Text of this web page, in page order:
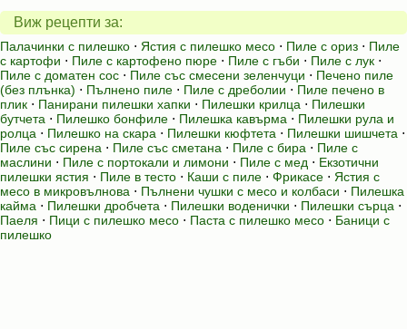
Виж рецепти за:
Палачинки с пилешко ⋅ Ястия с пилешко месо ⋅ Пиле с ориз ⋅ Пиле
с картофи ⋅ Пиле с картофено пюре ⋅ Пиле с гъби ⋅ Пиле с лук ⋅
Пиле с доматен сос ⋅ Пиле със смесени зеленчуци ⋅ Печено пиле
(без плънка) ⋅ Пълнено пиле ⋅ Пиле с дреболии ⋅ Пиле печено в
плик ⋅ Панирани пилешки хапки ⋅ Пилешки крилца ⋅ Пилешки
бутчета ⋅ Пилешко бонфиле ⋅ Пилешка кавърма ⋅ Пилешки рула и
ролца ⋅ Пилешко на скара ⋅ Пилешки кюфтета ⋅ Пилешки шишчета ⋅
Пиле със сирена ⋅ Пиле със сметана ⋅ Пиле с бира ⋅ Пиле с
маслини ⋅ Пиле с портокали и лимони ⋅ Пиле с мед ⋅ Екзотични
пилешки ястия ⋅ Пиле в тесто ⋅ Каши с пиле ⋅ Фрикасе ⋅ Ястия с
месо в микровълнова ⋅ Пълнени чушки с месо и колбаси ⋅ Пилешка
кайма ⋅ Пилешки дробчета ⋅ Пилешки воденички ⋅ Пилешки сърца ⋅
Паеля ⋅ Пици с пилешко месо ⋅ Паста с пилешко месо ⋅ Баници с
пилешко